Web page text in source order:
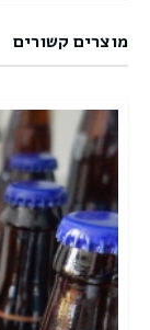
מוצרים קשורים